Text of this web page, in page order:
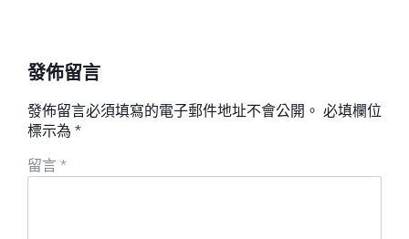
發佈留言
發佈留言必須填寫的電子郵件地址不會公開。 必填欄位
標示為 *
留言 *